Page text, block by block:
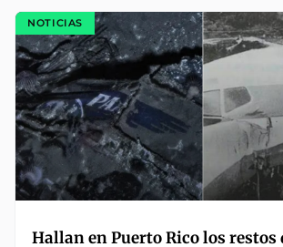
NOTICIAS
Hallan en Puerto Rico los restos